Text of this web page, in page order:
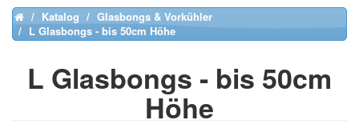
HomeKatalog
Glasbongs & Vorkühler
L Glasbongs - bis 50cm Höhe
L Glasbongs - bis 50cm
Höhe